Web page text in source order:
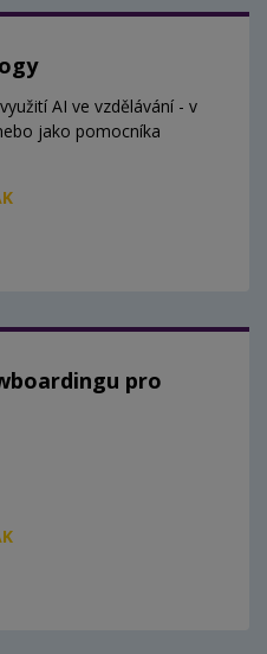
AI ve vzdělávání - v
jako pomocníka
pro